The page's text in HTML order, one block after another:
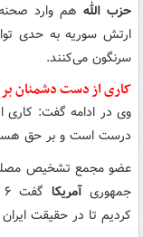
حزب الله هم وارد
ارتش سوریه به حدی
سرنگون می‌کنند.
کاری از دست دشمنان بر
وی در ادامه گفت: کاری
درست است و بر حق
عضو مجمع تشخیص
جمهوریآمریکا گفت ۶ هزار میلیارد دلار در
کردیم تا در حقیقت